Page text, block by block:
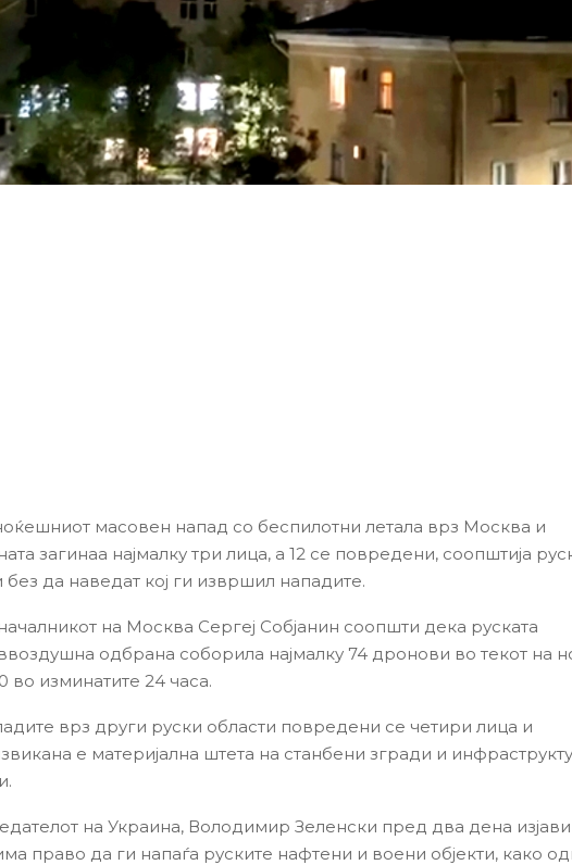
масовен напад со беспилотни летала врз Москва и
загинаа најмалку три лица, а 12 се повредени, соопштија
без да наведат кој ги извршил нападите.
на Москва Сергеј Собјанин соопшти дека руската
одбрана соборила најмалку 74 дронови во текот на
во изминатите 24 часа.
врз други руски области повредени се четири лица и
е материјална штета на станбени згради и
на Украина, Володимир Зеленски пред два дена
право да ги напаѓа руските нафтени и воени објекти, како